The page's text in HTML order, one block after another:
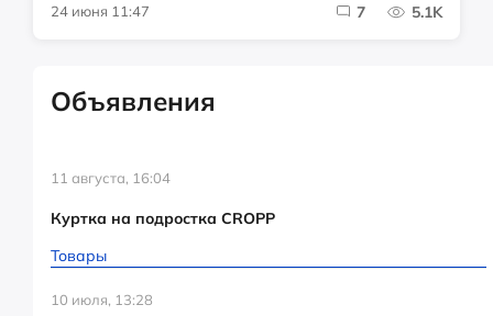
24 июня 11:47 7 5.1K
Объявления
11 августа, 16:04
Куртка на подростка CROPP
Товары
10 июля, 13:28